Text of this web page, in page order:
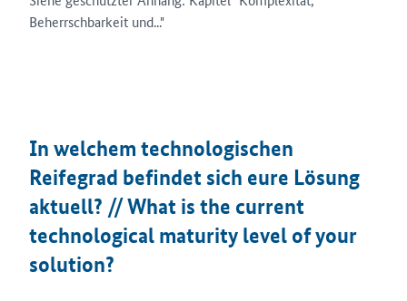
Beherrschbarkeit und..."
In welchem technologischen
Reifegrad befindet sich eure Lösung
aktuell? // What is the current
technological maturity level of your
solution?